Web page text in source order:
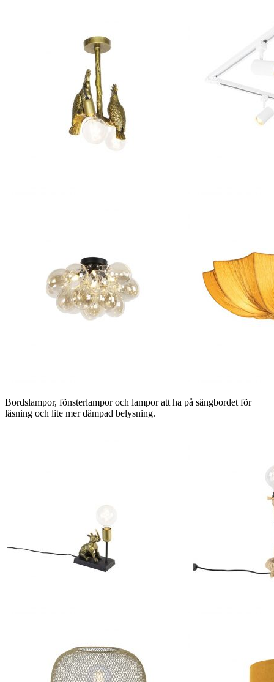
Bordslampor, fönsterlampor och lampor att ha på sängbordet för
läsning och lite mer dämpad belysning.